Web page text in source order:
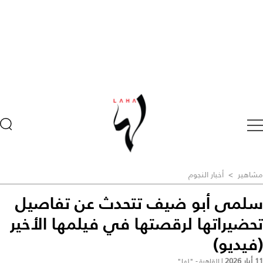
مشاهير > أخبار النجوم
سلمى أبو ضيف تتحدث عن تفاصيل
تحضيراتها لرقصتها في فيلمها الأخير
(فيديو)